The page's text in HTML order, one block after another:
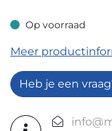
Op voorraad
Op voorraad
Meer
Heb je een